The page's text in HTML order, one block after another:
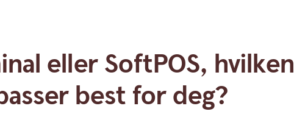
eller SoftPOS, hvilken
best for deg?